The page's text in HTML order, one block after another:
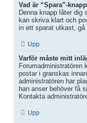
Vad är “Spara”-
Denna knapp låter dig
kan skriva klart och
in ett sparat utkast, gå
Upp
Varför måste mitt
Forumadministratören
postar i granskas
administratören har
han anser behöver få
Kontakta
Upp